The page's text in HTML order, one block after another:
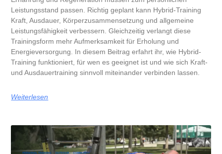
Leistungsstand passen. Richtig geplant kann Hybrid-Training
Kraft, Ausdauer, Körperzusammensetzung und allgemeine
Leistungsfähigkeit verbessern. Gleichzeitig verlangt diese
Trainingsform mehr Aufmerksamkeit für Erholung und
Energieversorgung. In diesem Beitrag erfahrt ihr, wie Hybrid-
Training funktioniert, für wen es geeignet ist und wie sich Kraft-
und Ausdauertraining sinnvoll miteinander verbinden lassen.
Weiterlesen